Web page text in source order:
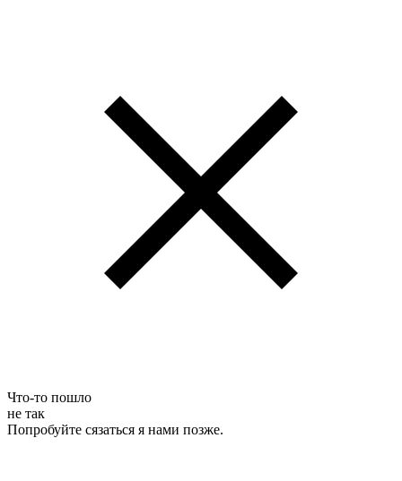
Что-то пошло
не так
Попробуйте сязаться я нами позже.